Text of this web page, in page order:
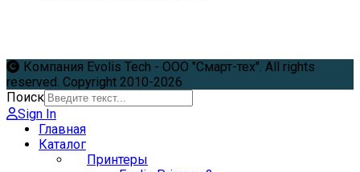
Компания Evolis Tech - ООО "Смарт-тех". All rights
reserved. Copyright 2010-2026
Поиск
Sign In
Главная
Каталог
Принтеры